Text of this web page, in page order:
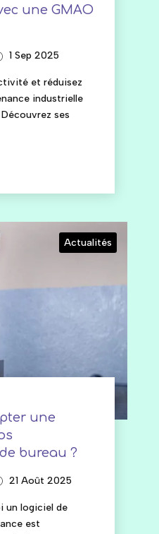
une GMAO
1 Sep 2025
et réduisez
industrielle
ses
Actualités
une
bureau ?
21 Août 2025
un logiciel de
est